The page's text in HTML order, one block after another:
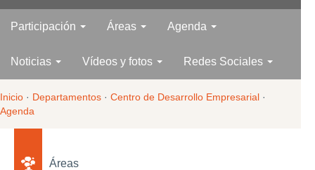
Participación Áreas Agenda
Noticias Vídeos y fotos Redes Sociales
Inicio · Departamentos · Centro de Desarrollo Empresarial ·
Agenda
Áreas